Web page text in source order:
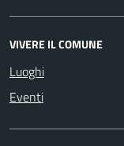
VIVERE IL COMUNE
Luoghi
Eventi